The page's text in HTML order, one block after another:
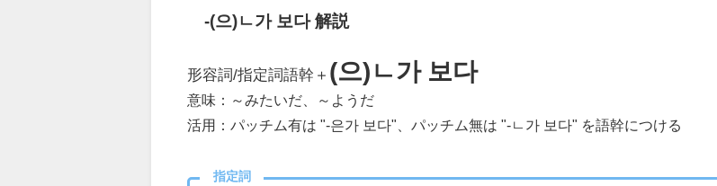
-(으)ㄴ가 보다 解説
形容詞/指定詞語幹＋ (으)ㄴ가 보다
意味：～みたいだ、～ようだ
活用：パッチム有は "-은가 보다"、パッチム無は "-ㄴ가 보다" を語幹につける
指定詞